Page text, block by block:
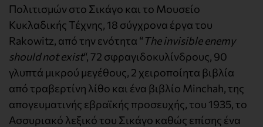
Πολιτισμών στο Σικάγο και το Μουσείο
Κυκλαδικής Τέχνης, 18 σύγχρονα έργα του
Rakowitz, από την ενότητα “ The invisible enemy
should not exist“, 72 σφραγιδοκυλίνδρους, 90
γλυπτά μικρού μεγέθους, 2 χειροποίητα βιβλία
από τραβερτίνη λίθο και ένα βιβλίο Minchah, της
απογευματινής εβραϊκής προσευχής, του 1935, το
Ασσυριακό λεξικό του Σικάγο καθώς επίσης ένα